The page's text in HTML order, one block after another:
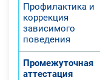
Профилактика и
коррекция
зависимого
поведения
Промежуточная
аттестация